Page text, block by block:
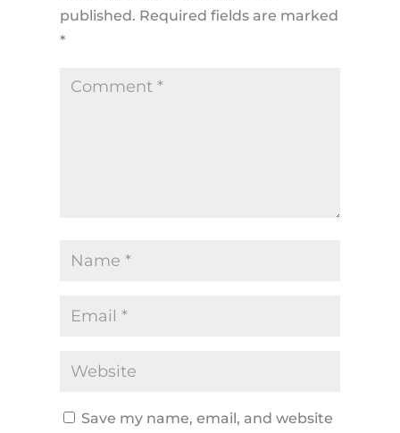
published. Required fields are marked
*
Save my name, email, and website